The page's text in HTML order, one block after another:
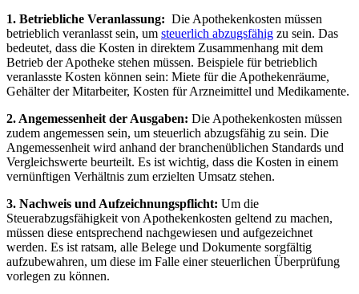
1. Betriebliche Veranlassung: ‌ Die Apothekenkosten müssen
betrieblich veranlasst sein, um steuerlich abzugsfähig ​zu sein. Das
bedeutet, dass die Kosten in direktem Zusammenhang mit dem
Betrieb der Apotheke stehen​ müssen.⁢ Beispiele für betrieblich
veranlasste Kosten können sein:⁤ Miete für die Apothekenräume,
Gehälter der Mitarbeiter, Kosten für ‍Arzneimittel und Medikamente.
2. Angemessenheit der Ausgaben: Die Apothekenkosten müssen
zudem angemessen sein, um steuerlich⁣ abzugsfähig⁤ zu sein. Die
Angemessenheit wird anhand der branchenüblichen Standards und
Vergleichswerte beurteilt. Es ist wichtig, dass‌ die Kosten in einem
vernünftigen Verhältnis zum erzielten Umsatz stehen.
3. Nachweis ‌und ⁢Aufzeichnungspflicht: Um die⁣
Steuerabzugsfähigkeit von Apothekenkosten geltend zu machen,
müssen diese entsprechend nachgewiesen und aufgezeichnet
werden. Es ist ratsam,⁣ alle‌ Belege und Dokumente sorgfältig
aufzubewahren,‌ um diese im⁣ Falle einer steuerlichen Überprüfung
vorlegen zu können.